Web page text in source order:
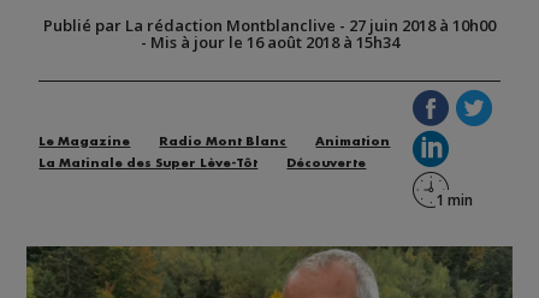
Publié par La rédaction Montblanclive - 27 juin 2018 à 10h00
- Mis à jour le 16 août 2018 à 15h34
Le Magazine Radio Mont Blanc
Animation
La Matinale des Super Lève-Tôt
Découverte